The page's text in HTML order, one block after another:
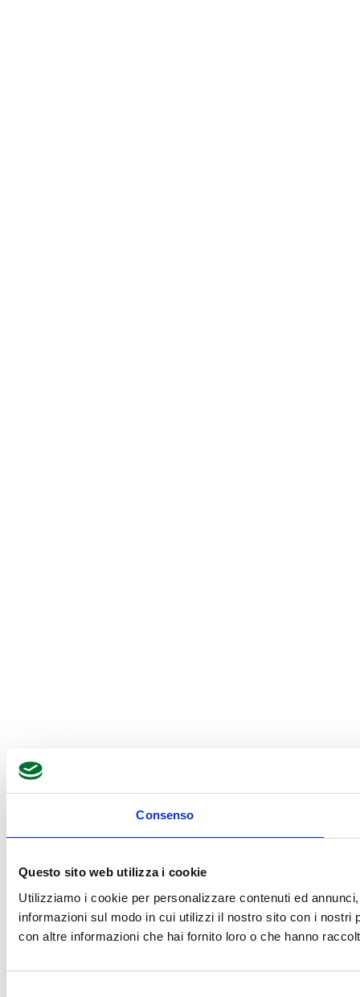
Consenso
Questo sito web utilizza i cookie
Utilizziamo i cookie per personalizzare contenuti ed
informazioni sul modo in cui utilizzi il nostro sito con i nostri
con altre informazioni che hai fornito loro o che hanno